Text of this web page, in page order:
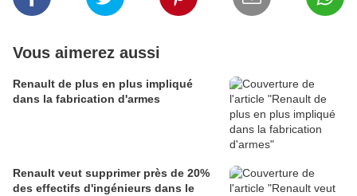
Vous aimerez aussi
Renault de plus en plus impliqué
dans la fabrication d'armes
Renault veut supprimer près de 20%
des effectifs d'ingénieurs dans le